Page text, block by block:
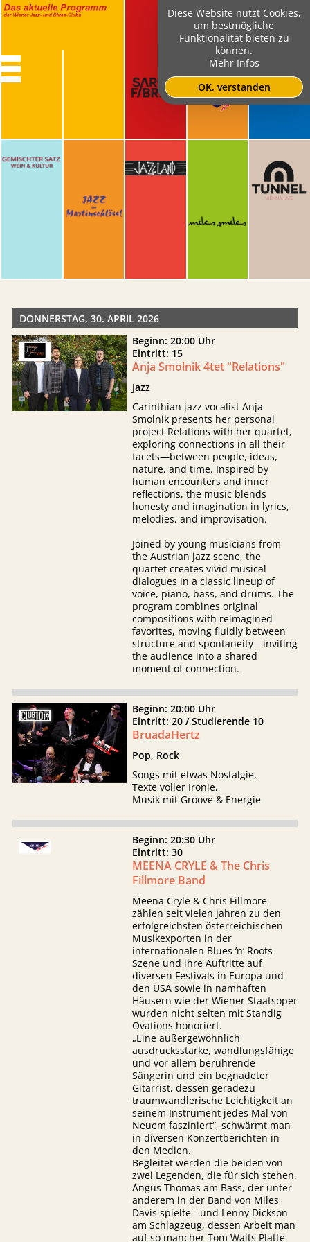
DONNERSTAG, 30. APRIL 2026
Beginn: 20:00 Uhr
Eintritt: 15
Anja Smolnik 4tet "Relations"
Jazz
Carinthian jazz vocalist Anja
Smolnik presents her personal
project Relations with her quartet,
exploring connections in all their
facets—between people, ideas,
nature, and time. Inspired by
human encounters and inner
reflections, the music blends
honesty and imagination in lyrics,
melodies, and improvisation.
Joined by young musicians from
the Austrian jazz scene, the
quartet creates vivid musical
dialogues in a classic lineup of
voice, piano, bass, and drums. The
program combines original
compositions with reimagined
favorites, moving fluidly between
structure and spontaneity—inviting
the audience into a shared
moment of connection.
Beginn: 20:00 Uhr
Eintritt: 20 / Studierende 10
BruadaHertz
Pop, Rock
Songs mit etwas Nostalgie,
Texte voller Ironie,
Musik mit Groove & Energie
Beginn: 20:30 Uhr
Eintritt: 30
MEENA CRYLE & The Chris
Fillmore Band
Meena Cryle & Chris Fillmore
zählen seit vielen Jahren zu den
erfolgreichsten österreichischen
Musikexporten in der
internationalen Blues ’n‘ Roots
Szene und ihre Auftritte auf
diversen Festivals in Europa und
den USA sowie in namhaften
Häusern wie der Wiener Staatsoper
wurden nicht selten mit Standig
Ovations honoriert.
„Eine außergewöhnlich
ausdrucksstarke, wandlungsfähige
und vor allem berührende
Sängerin und ein begnadeter
Gitarrist, dessen geradezu
traumwandlerische Leichtigkeit an
seinem Instrument jedes Mal von
Neuem fasziniert“, schwärmt man
in diversen Konzertberichten in
den Medien.
Begleitet werden die beiden von
zwei Legenden, die für sich stehen.
Angus Thomas am Bass, der unter
anderem in der Band von Miles
Davis spielte - und Lenny Dickson
am Schlagzeug, dessen Arbeit man
auf so mancher Tom Waits Platte
Diese Website nutzt Cookies,
um bestmögliche
Funktionalität bieten zu
können.
Mehr Infos
OK, verstanden